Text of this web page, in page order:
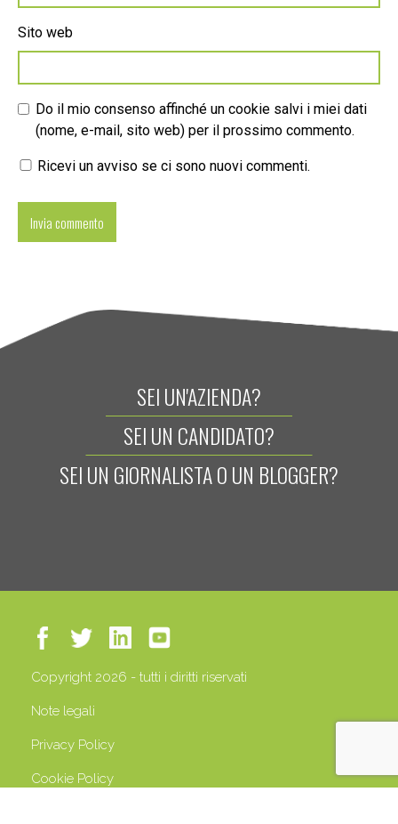
Sito web
Do il mio consenso affinché un cookie salvi i miei dati
(nome, e-mail, sito web) per il prossimo commento.
Ricevi un avviso se ci sono nuovi commenti.
SEI UN'AZIENDA?
SEI UN CANDIDATO?
SEI UN GIORNALISTA O UN BLOGGER?
Copyright 2026 - tutti i diritti riservati
Note legali
Privacy Policy
Cookie Policy